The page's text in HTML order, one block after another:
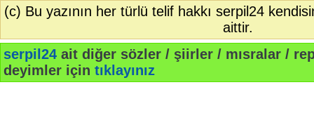
(c) Bu yazının her türlü telif hakkı serpil24
aittir.
serpil24 ait diğer sözler / şiirler / mısralar /
deyimler için tıklayınız